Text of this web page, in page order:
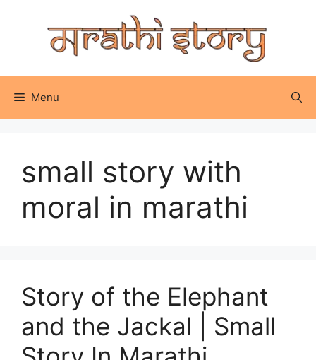
Menu
small story with
moral in marathi
Story of the Elephant
and the Jackal | Small